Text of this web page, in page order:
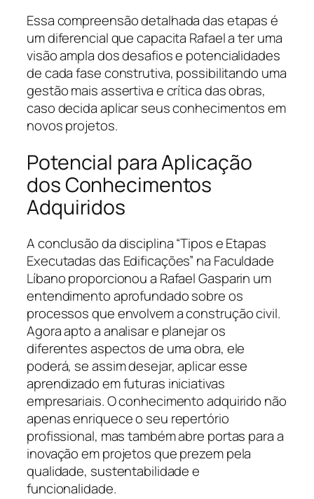
Essa compreensão detalhada das etapas é
um diferencial que capacita Rafael a ter uma
visão ampla dos desafios e potencialidades
de cada fase construtiva, possibilitando uma
gestão mais assertiva e crítica das obras,
caso decida aplicar seus conhecimentos em
novos projetos.
Potencial para Aplicação
dos Conhecimentos
Adquiridos
A conclusão da disciplina “Tipos e Etapas
Executadas das Edificações” na Faculdade
Líbano proporcionou a Rafael Gasparin um
entendimento aprofundado sobre os
processos que envolvem a construção civil.
Agora apto a analisar e planejar os
diferentes aspectos de uma obra, ele
poderá, se assim desejar, aplicar esse
aprendizado em futuras iniciativas
empresariais. O conhecimento adquirido não
apenas enriquece o seu repertório
profissional, mas também abre portas para a
inovação em projetos que prezem pela
qualidade, sustentabilidade e
funcionalidade.